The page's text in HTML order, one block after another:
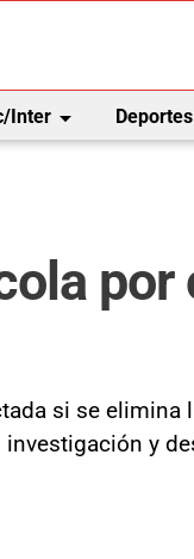
Interarrow_drop_down Deportes
por
si se
y